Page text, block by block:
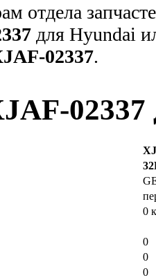
отдела
для Hyundai
02337.
0
0
0
0